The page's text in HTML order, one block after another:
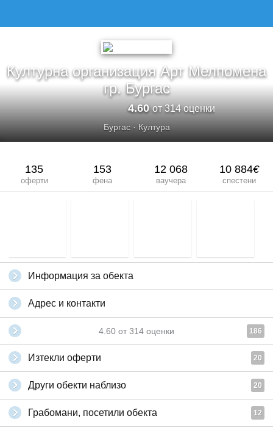
Културна организация Арт Мелпомена
гр. Бургас
4.60от 314 оценки
Бургас· Култура
135
оферти
153
фена
12 068
ваучера
10 884€
спестени
Информация за обекта
Адрес и контакти
4.60 от 314 оценки 186
Изтекли оферти 20
Други обекти наблизо 20
Грабомани, посетили обекта 12